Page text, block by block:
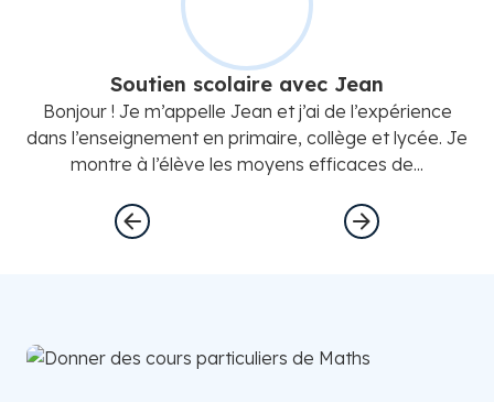
Soutien scolaire avec Jean
Bonjour ! Je m’appelle Jean et j’ai de l’expérience
dans l’enseignement en primaire, collège et lycée. Je
montre à l’élève les moyens efficaces de...